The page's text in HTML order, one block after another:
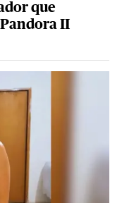
que
II